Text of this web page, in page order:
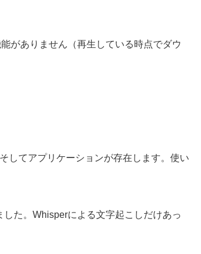
がありません（再生している時点でダウ
してアプリケーションが存在します。使い
た。Whisperによる文字起こしだけあっ